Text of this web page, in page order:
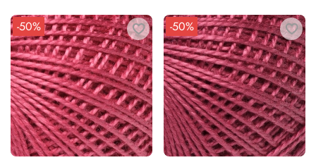
-50% -50%